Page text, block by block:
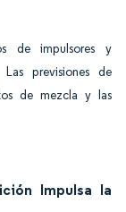
de impulsores y
previsiones de
de mezcla y las
Impulsa la